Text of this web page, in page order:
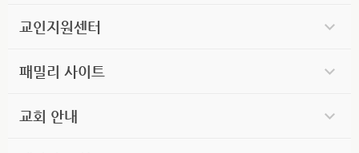
교인지원센터
패밀리 사이트
교회 안내